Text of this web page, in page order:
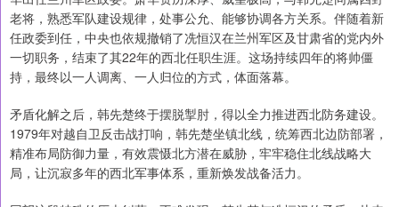
老将，熟悉军队建设规律，处事公允、能够协调各方关系。伴随着新
任政委到任，中央也依规撤销了冼恒汉在兰州军区及甘肃省的党内外
一切职务，结束了其22年的西北任职生涯。这场持续四年的将帅僵
持，最终以一人调离、一人归位的方式，体面落幕。
矛盾化解之后，韩先楚终于摆脱掣肘，得以全力推进西北防务建设。
1979年对越自卫反击战打响，韩先楚坐镇北线，统筹西北边防部署，
精准布局防御力量，有效震慑北方潜在威胁，牢牢稳住北线战略大
局，让沉寂多年的西北军事体系，重新焕发战备活力。